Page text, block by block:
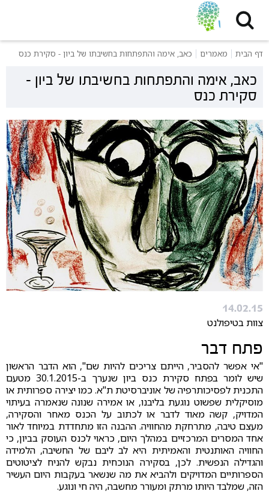
דף הבית מאמרים כאב, אימה והתפתחות בחשיבתו של ביון - סקירת כנס
כאב, אימה והתפתחות בחשיבתו של ביון -
סקירת כנס
14.02.15
צוות בטיפולנט
פתח דבר
"אי אפשר להסביר, הייתם צריכים להיות שם", הוא הדבר הראשון
שיש לומר בפתח סקירת כנס ביון שנערך ב-30.1.2015 מטעם
התכנית לפסיכותרפיה של אוניברסיטת ת"א. כמו יצירה ספרותית או
מוסיקלית שפשוט נוגעת בליבנו, או אמירה שנונה שנאמרה בעיתוי
המדויק, קשה מאוד לדבר או לכתוב על הכנס מאחר והסקירה,
מעצם טיבה, מתרחקת מהחוויה. ההבנה הזו מתחדדת במיוחד לאור
אחד המסרים המרכזיים במהלך היום, כראוי לכנס העוסק בביון, כי
החוויה האותנטית והאמיתית היא לב ליבם של החשיבה, הלמידה
והגדילה הנפשית. לכן, בסקירה הנוכחית נבקש להניח לציטוטים
הספרותיים המדויקים ולהביא את מה שנשאר בעקבות היום העשיר
הזה, שמלבד היותו מרתק ומעורר מחשבה, היה חי ונוגע.